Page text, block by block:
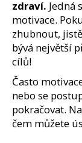
zdraví. Jedná
motivace.
zhubnout,
bývá největší
cílů!
Často
nebo se
pokračovat.
čem můžete
t
e
n
a
j
í
t
?